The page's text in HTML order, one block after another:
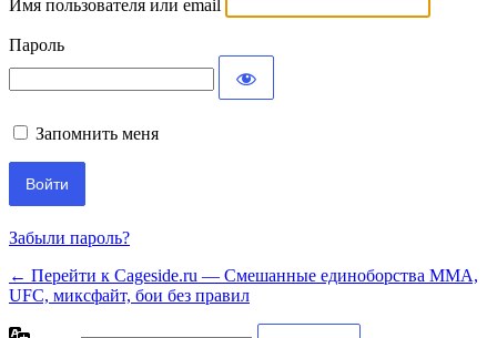
Имя пользователя или email
Пароль
Запомнить меня
Забыли пароль?
← Перейти к Cageside.ru — Смешанные единоборства MMA,
UFC, миксфайт, бои без правил